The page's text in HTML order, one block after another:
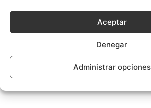
Aceptar
Denegar
Administrar opciones